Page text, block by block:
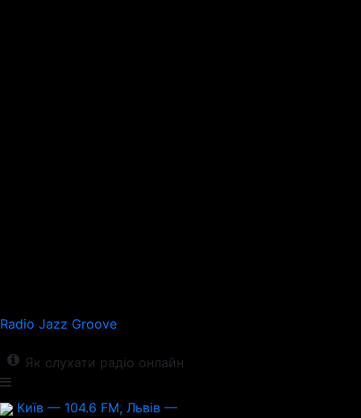
Radio Jazz Groove
Як слухати радіо онлайн
Київ — 104.6 FM, Львів —